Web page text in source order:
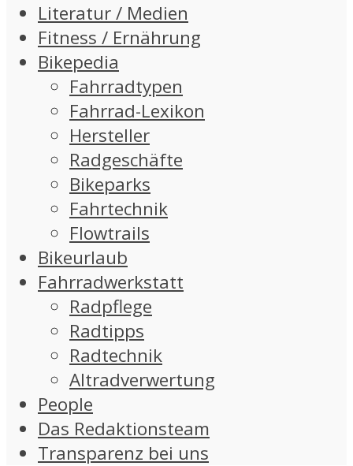
Literatur / Medien
Fitness / Ernährung
Bikepedia
Fahrradtypen
Fahrrad-Lexikon
Hersteller
Radgeschäfte
Bikeparks
Fahrtechnik
Flowtrails
Bikeurlaub
Fahrradwerkstatt
Radpflege
Radtipps
Radtechnik
Altradverwertung
People
Das Redaktionsteam
Transparenz bei uns